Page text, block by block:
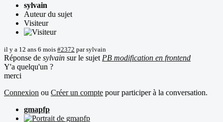
sylvain
Auteur du sujet
Visiteur
il y a 12 ans 6 mois #2372 parsylvain
Réponse de sylvain sur le sujet PB modification en frontend
Y'a quelqu'un ?
merci
Connexion ou Créer un compte pour participer à la conversation.
gmapfp